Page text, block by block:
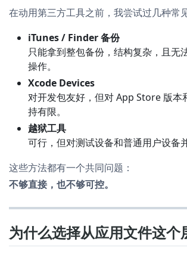
在动用第三方工具之前，我尝试过几种常
iTunes / Finder 备份
只能拿到整包备份，结构复杂，且无
操作。
Xcode Devices
对开发包友好，但对 App Store 版本
持有限。
越狱工具
可行，但对测试设备和普通用户设备
这些方法都有一个共同问题：
不够直接，也不够可控。
为什么选择从应用文件这个